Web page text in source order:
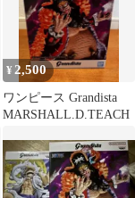
¥2,500
ワンピース Grandista
MARSHALL.D.TEACH